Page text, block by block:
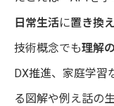
日常生活に置き換
技術概念でも理解
DX推進、家庭学習
る図解や例え話の